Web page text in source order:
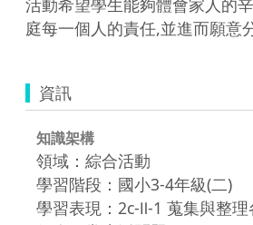
活動希望學生能夠體會家人的
庭每一個人的責任,並進而願意
資訊
知識架構
領域：綜合活動
學習階段：國小3-4年級(二)
學習表現：2c-Ⅱ-1 蒐集與整